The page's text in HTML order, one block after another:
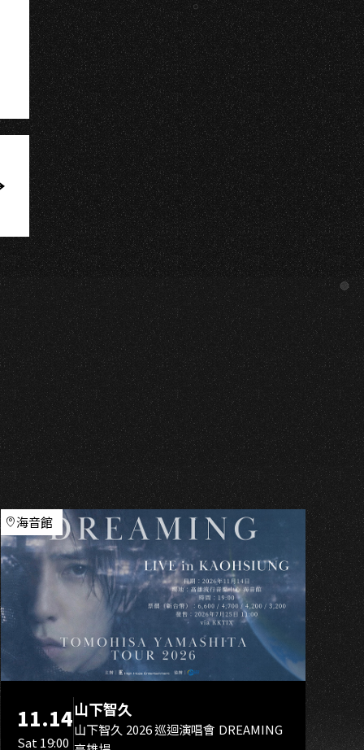
海音館
11.14
Sat 19:00
山下智久
山下智久 2026 巡迴演唱會 DREAMING